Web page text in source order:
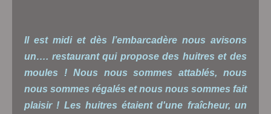
Il est midi et dès l’embarcadère nous avisons
un…. restaurant qui propose des huitres et des
moules ! Nous nous sommes attablés, nous
nous sommes régalés et nous nous sommes fait
plaisir ! Les huitres étaient d'une fraîcheur, un